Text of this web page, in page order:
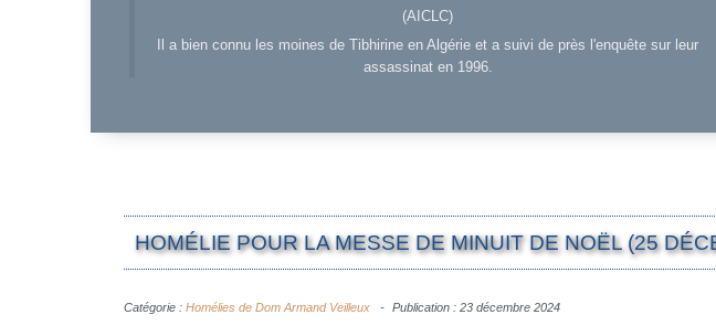
(AICLC)
Il a bien connu les moines de Tibhirine en Algérie et a suivi de près l'enquête sur leur
assassinat en 1996.
HOMÉLIE POUR LA MESSE DE MINUIT DE NOËL (25
Catégorie : Homélies de Dom Armand Veilleux Publication : 23 décembre 2024